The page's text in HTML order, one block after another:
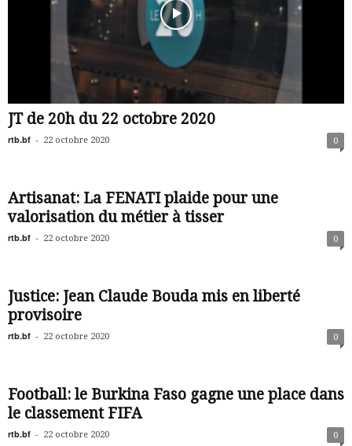
JT de 20h du 22 octobre 2020
rtb.bf - 22 octobre 2020 0
Artisanat: La FENATI plaide pour une
valorisation du métier à tisser
rtb.bf - 22 octobre 2020 0
Justice: Jean Claude Bouda mis en liberté
provisoire
rtb.bf - 22 octobre 2020 0
Football: le Burkina Faso gagne une place dans
le classement FIFA
rtb.bf - 22 octobre 2020 0